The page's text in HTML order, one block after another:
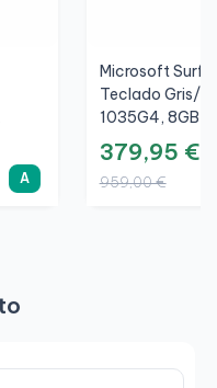
A
Microsoft
Teclado Gris/
1035G4, 8GB,
379,95 €
959,00 €